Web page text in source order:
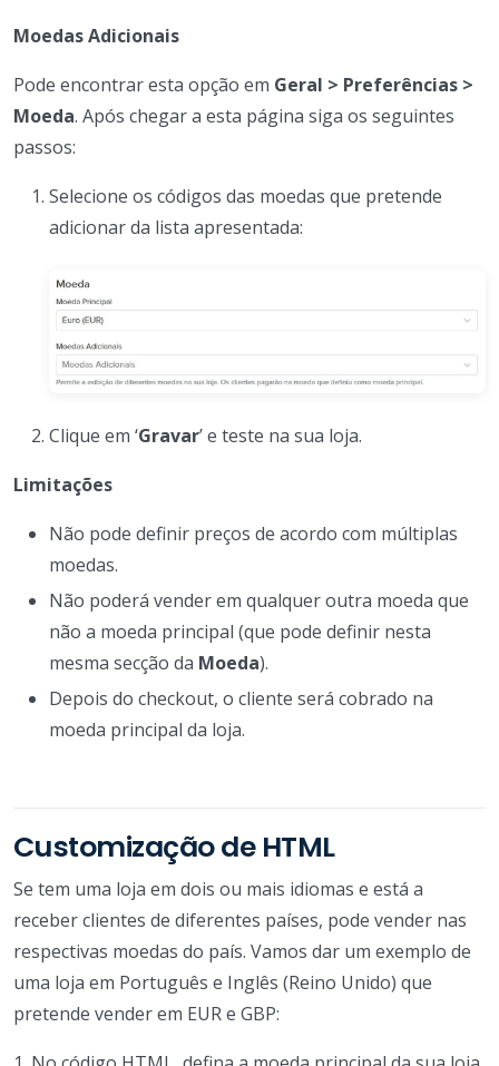
Moedas Adicionais
Pode encontrar esta opção em Geral > Preferências >
Moeda. Após chegar a esta página siga os seguintes
passos:
Selecione os códigos das moedas que pretende
adicionar da lista apresentada:
Clique em ‘Gravar’ e teste na sua loja.
Limitações
Não pode definir preços de acordo com múltiplas
moedas.
Não poderá vender em qualquer outra moeda que
não a moeda principal (que pode definir nesta
mesma secção da Moeda).
Depois do checkout, o cliente será cobrado na
moeda principal da loja.
Customização de HTML
Se tem uma loja em dois ou mais idiomas e está a
receber clientes de diferentes países, pode vender nas
respectivas moedas do país. Vamos dar um exemplo de
uma loja em Português e Inglês (Reino Unido) que
pretende vender em EUR e GBP: